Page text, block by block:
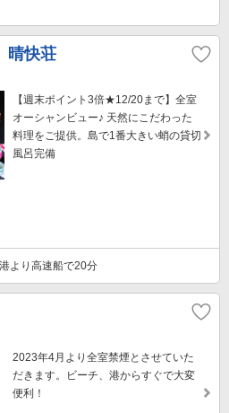
晴快荘
【週末ポイント3倍★12/20まで】全室
オーシャンビュー♪ 天然にこだわった
料理をご提供。島で1番大きい蛸の貸切
風呂完備
より高速船で20分
2023年4月より全室禁煙とさせていた
だきます。ビーチ、港からすぐで大変
便利！